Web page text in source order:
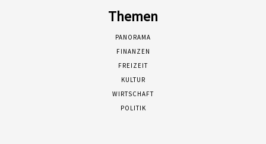
Themen
PANORAMA
FINANZEN
FREIZEIT
KULTUR
WIRTSCHAFT
POLITIK